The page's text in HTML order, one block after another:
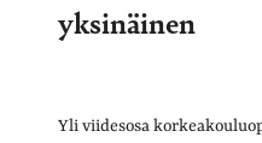
yksinäinen
Yli viidesosa